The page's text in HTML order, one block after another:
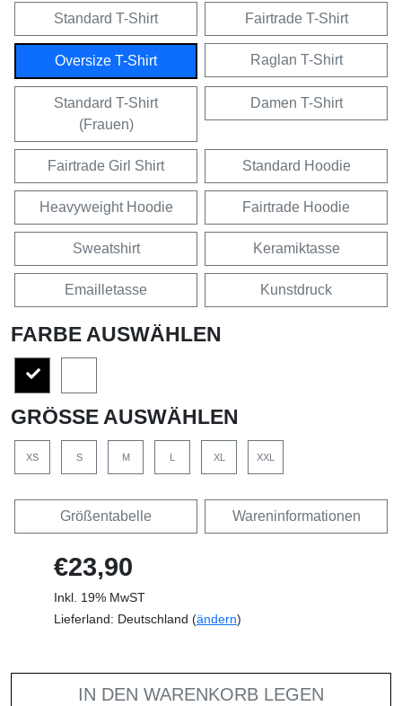
Standard T-Shirt Fairtrade T-Shirt
Oversize T-Shirt Raglan T-Shirt
Standard T-Shirt
(Frauen)
Damen T-Shirt
Fairtrade Girl Shirt Standard Hoodie
Heavyweight Hoodie Fairtrade Hoodie
Sweatshirt Keramiktasse
Emailletasse Kunstdruck
FARBE AUSWÄHLEN
GRÖSSE AUSWÄHLEN
XS S M L XL XXL
Größentabelle Wareninformationen
€23,90
Inkl. 19% MwST
Lieferland: Deutschland (ändern)
IN DEN WARENKORB LEGEN